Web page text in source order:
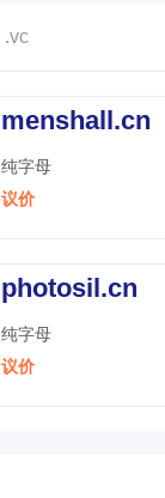
.vc
menshall.cn
纯字母
议价
photosil.cn
纯字母
议价